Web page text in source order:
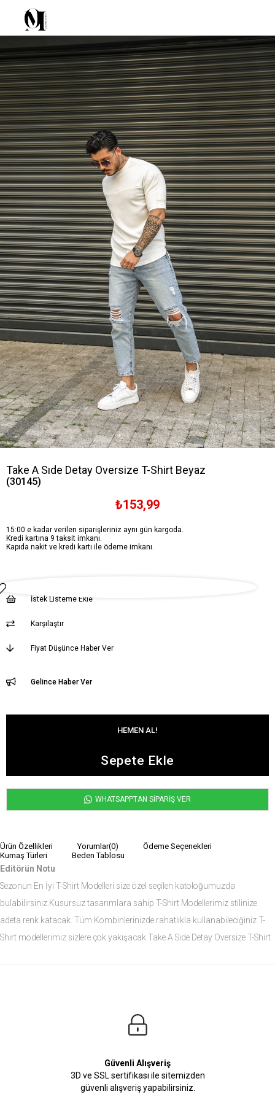
Take A Sıde Detay Oversize T-Shirt Beyaz
(30145)
₺153,99
15:00 e kadar verilen siparişleriniz aynı gün kargoda.
Kredi kartına 9 taksit imkanı.
Kapıda nakit ve kredi kartı ile ödeme imkanı.
İstek Listeme Ekle
Karşılaştır
Fiyat Düşünce Haber Ver
Gelince Haber Ver
WHATSAPPTAN SİPARİŞ VER
Ürün Özellikleri Yorumlar(0)
Ödeme Seçenekleri
Kumaş Türleri
Beden Tablosu
Editörün Notu
Sezonun En İyi T-Shirt Modelleri size özel seçilen katoloğumuzda
bulabilirsiniz.Kusursuz tasarımlara sahip T-Shirt Modellerimiz stilinize
adeta renk katacak. Tüm Kombinlerinizde rahatlıkla kullanabileciğiniz T-
Shirt modellerimiz sizlere çok yakışacak.Take A Sıde Detay Oversize T-Shirt
Güvenli Alışveriş
3D ve SSL sertifikası ile sitemizden
güvenli alışveriş yapabilirsiniz.